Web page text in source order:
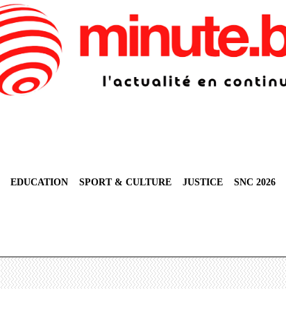
EDUCATION SPORT & CULTURE JUSTICE SNC 2026